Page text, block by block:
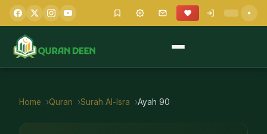
Home Quran Surah Al-Isra Ayah 90